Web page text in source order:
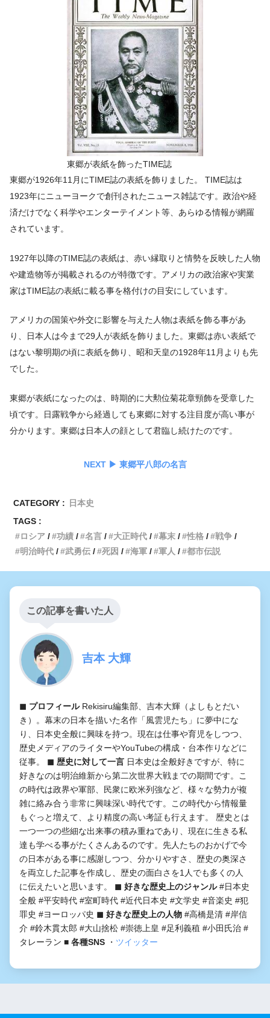
東郷が表紙を飾ったTIME誌
東郷が1926年11月にTIME誌の表紙を飾りました。 TIME誌は
1923年にニューヨークで創刊されたニュース雑誌です。政治や経
済だけでなく科学やエンターテイメント等、あらゆる情報が網羅
されています。
1927年以降のTIME誌の表紙は、赤い縁取りと情勢を反映した人物
や建造物等が掲載されるのが特徴です。アメリカの政治家や実業
家はTIME誌の表紙に載る事を格付けの目安にしています。
アメリカの国策や外交に影響を与えた人物は表紙を飾る事があ
り、日本人は今まで29人が表紙を飾りました。東郷は赤い表紙で
はない黎明期の頃に表紙を飾り、昭和天皇の1928年11月よりも先
でした。
東郷が表紙になったのは、時期的に大勲位菊花章頸飾を受章した
頃です。日露戦争から経過しても東郷に対する注目度が高い事が
分かります。東郷は日本人の顔として君臨し続けたのです。
NEXT ▶︎ 東郷平八郎の名言
CATEGORY :
日本史
TAGS :
ロシア
功績 名言 大正時代 幕末 性格
戦争
明治時代
武勇伝 死因 海軍 軍人 都市伝説
この記事を書いた人
吉本 大輝
◼︎ プロフィールRekisiru編集部、吉本大輝（よしもとだい
き）。幕末の日本を描いた名作「風雲児たち」に夢中にな
り、日本史全般に興味を持つ。現在は仕事や育児をしつつ、
歴史メディアのライターやYouTubeの構成・台本作りなどに
従事。 ◼︎ 歴史に対して一言 日本史は全般好きですが、特に
好きなのは明治維新から第二次世界大戦までの期間です。こ
の時代は政界や軍部、民衆に欧米列強など、様々な勢力が複
雑に絡み合う非常に興味深い時代です。この時代から情報量
もぐっと増えて、より精度の高い考証も行えます。 歴史とは
一つ一つの些細な出来事の積み重ねであり、現在に生きる私
達も学べる事がたくさんあるのです。先人たちのおかげで今
の日本がある事に感謝しつつ、分かりやすさ、歴史の奥深さ
を両立した記事を作成し、歴史の面白さを1人でも多くの人
に伝えたいと思います。 ◼︎ 好きな歴史上のジャンル#日本史
全般 #平安時代 #室町時代 #近代日本史 #文学史 #音楽史 #犯
罪史 #ヨーロッパ史 ◼︎ 好きな歴史上の人物 #高橋是清 #岸信
介 #鈴木貫太郎 #大山捨松 #崇徳上皇 #足利義稙 #小田氏治 #
タレーラン ■ 各種SNS ・ ツイッター